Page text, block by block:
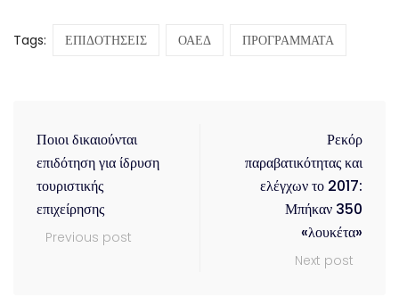
Tags: ΕΠΙΔΟΤΗΣΕΙΣ ΟΑΕΔ ΠΡΟΓΡΑΜΜΑΤΑ
Ποιοι δικαιούνται
επιδότηση για ίδρυση
τουριστικής
επιχείρησης
Previous post
Ρεκόρ
παραβατικότητας και
ελέγχων το 2017:
Μπήκαν 350
«λουκέτα»
Next post